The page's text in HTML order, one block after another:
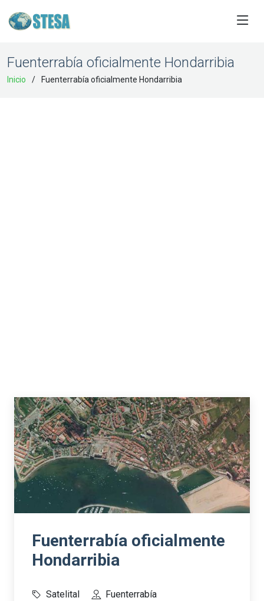
Fuenterrabía oficialmente Hondarribia
Inicio Fuenterrabía oficialmente Hondarribia
Fuenterrabía oficialmente
Hondarribia
Satelital Fuenterrabía